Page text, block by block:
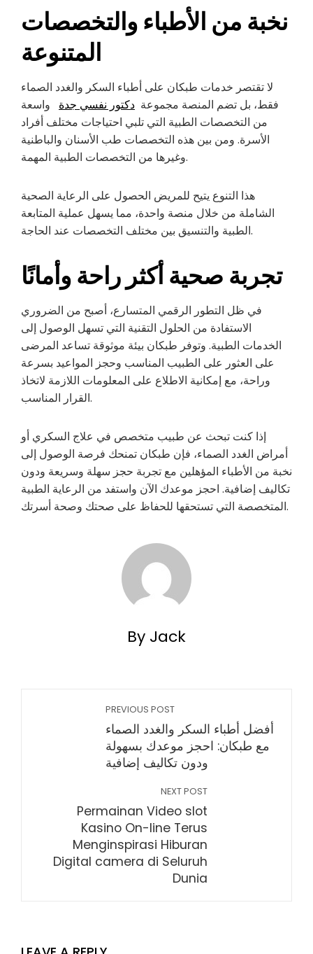
نخبة من الأطباء والتخصصات
المتنوعة
لا تقتصر خدمات طبكان على أطباء السكر والغدد الصماء
فقط، بل تضم المنصة مجموعة دكتور نفسي جدة واسعة
من التخصصات الطبية التي تلبي احتياجات مختلف أفراد
الأسرة. ومن بين هذه التخصصات طب الأسنان والباطنية
وغيرها من التخصصات الطبية المهمة.
هذا التنوع يتيح للمريض الحصول على الرعاية الصحية
الشاملة من خلال منصة واحدة، مما يسهل عملية المتابعة
الطبية والتنسيق بين مختلف التخصصات عند الحاجة.
تجربة صحية أكثر راحة وأمانًا
في ظل التطور الرقمي المتسارع، أصبح من الضروري
الاستفادة من الحلول التقنية التي تسهل الوصول إلى
الخدمات الطبية. وتوفر طبكان بيئة موثوقة تساعد المرضى
على العثور على الطبيب المناسب وحجز المواعيد بسرعة
وراحة، مع إمكانية الاطلاع على المعلومات اللازمة لاتخاذ
القرار المناسب.
إذا كنت تبحث عن طبيب متخصص في علاج السكري أو
أمراض الغدد الصماء، فإن طبكان تمنحك فرصة الوصول إلى
نخبة من الأطباء المؤهلين مع تجربة حجز سهلة وسريعة ودون
تكاليف إضافية. احجز موعدك الآن واستفد من الرعاية الطبية
المتخصصة التي تستحقها للحفاظ على صحتك وصحة أسرتك.
By Jack
PREVIOUS POST
أفضل أطباء السكر والغدد الصماء
مع طبكان: احجز موعدك بسهولة
ودون تكاليف إضافية
NEXT POST
Permainan Video slot
Kasino On-line Terus
Menginspirasi Hiburan
Digital camera di Seluruh
Dunia